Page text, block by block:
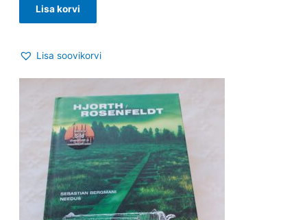
Lisa korvi
Lisa soovikorvi